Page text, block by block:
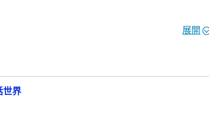
尊重多元文化等社會議題，養成公民意識及社會責
確記下分量和分解步驟，因此畫圖的工期很長，幾
餐桌上的故事需要戲劇性和有氣氛的構圖，比較像
菜、大野狼特製奶酥蘋果派
展開
世界